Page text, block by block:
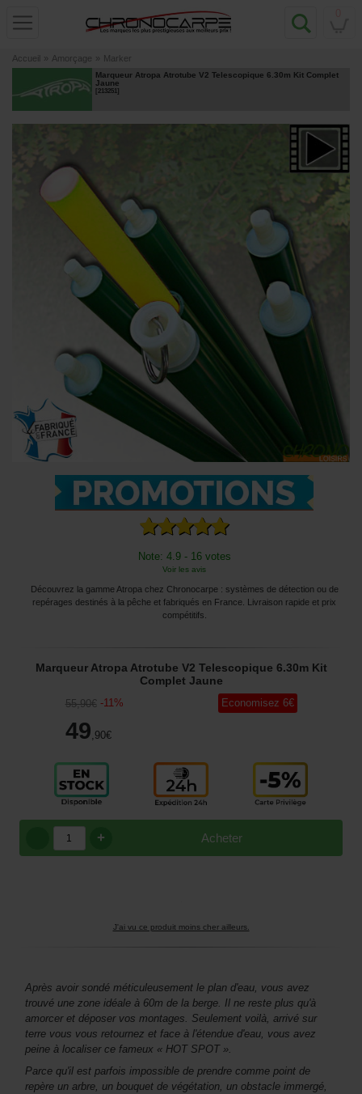
Accueil » Amorçage » Marker
Marqueur Atropa Atrotube V2 Telescopique 6.30m Kit Complet
Jaune
[213251]
Note: 4.9 - 16 votes
Voir les avis
Découvrez la gamme Atropa chez Chronocarpe : systèmes de détection ou de
repérages destinés à la pêche et fabriqués en France. Livraison rapide et prix
compétitifs.
Marqueur Atropa Atrotube V2 Telescopique 6.30m Kit
Complet Jaune
55,90€ -11%
49 ,90€
Economisez 6€
Acheter
+
J'ai vu ce produit moins cher ailleurs.
Après avoir sondé méticuleusement le plan d'eau, vous avez
trouvé une zone idéale à 60m de la berge. Il ne reste plus qu'à
amorcer et déposer vos montages. Seulement voilà, arrivé sur
terre vous vous retournez et face à l'étendue d'eau, vous avez
peine à localiser ce fameux « HOT SPOT ».
Parce qu'il est parfois impossible de prendre comme point de
repère un arbre, un bouquet de végétation, un obstacle immergé,